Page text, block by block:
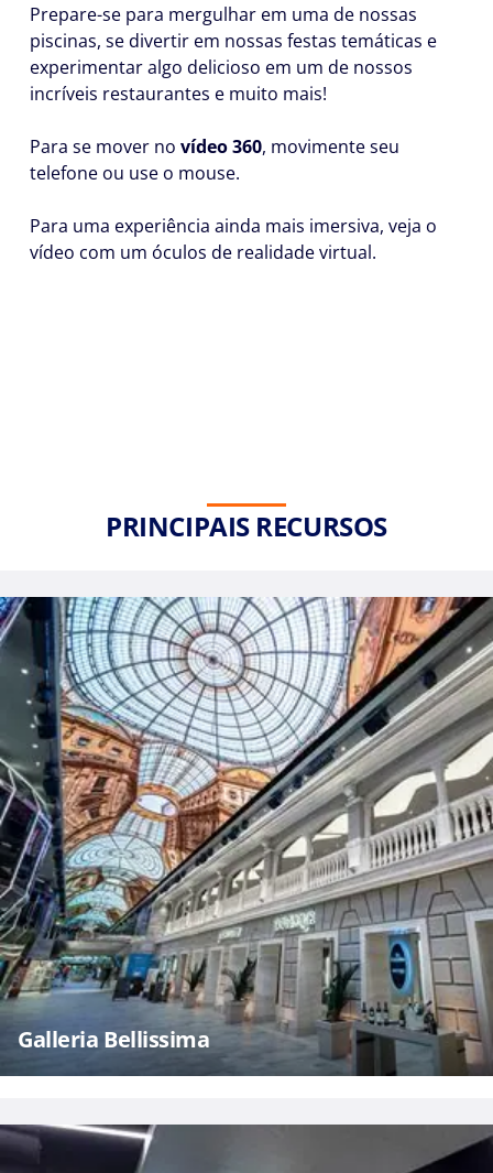
Prepare-se para mergulhar em uma de nossas
piscinas, se divertir em nossas festas temáticas e
experimentar algo delicioso em um de nossos
incríveis restaurantes e muito mais!
Para se mover no vídeo 360, movimente seu
telefone ou use o mouse.
Para uma experiência ainda mais imersiva, veja o
vídeo com um óculos de realidade virtual.
PRINCIPAIS RECURSOS
Galleria Bellissima